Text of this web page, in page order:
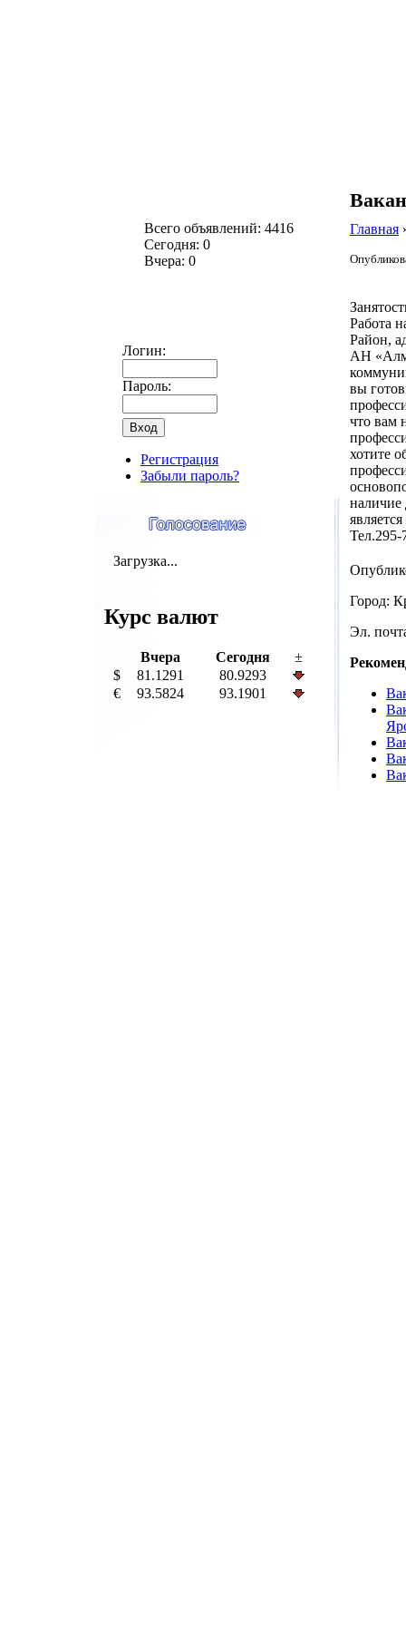
Всего объявлений: 4416
Сегодня: 0
Вчера: 0
Логин:
Пароль:
Регистрация
Забыли пароль?
Загрузка...
Курс валют
Вчера Сегодня
±
$
81.1291
80.9293
€
93.5824 93.1901
Главная
Работа
Район,
АН
вы
что вам
хотите
наличие
Тел.295-
Город:
Эл.